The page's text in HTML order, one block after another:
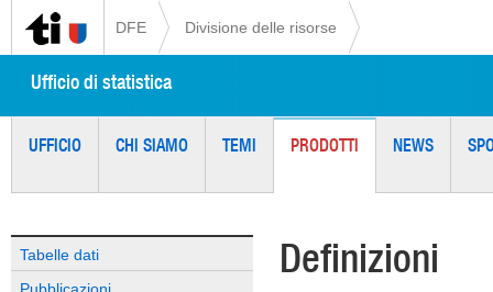
DFE Divisione delle risorse
Ufficio di statistica
UFFICIO CHI SIAMO TEMI PRODOTTI NEWS
Tabelle dati
Definizioni